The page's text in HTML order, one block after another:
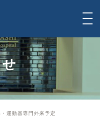
運動器専門外来予定